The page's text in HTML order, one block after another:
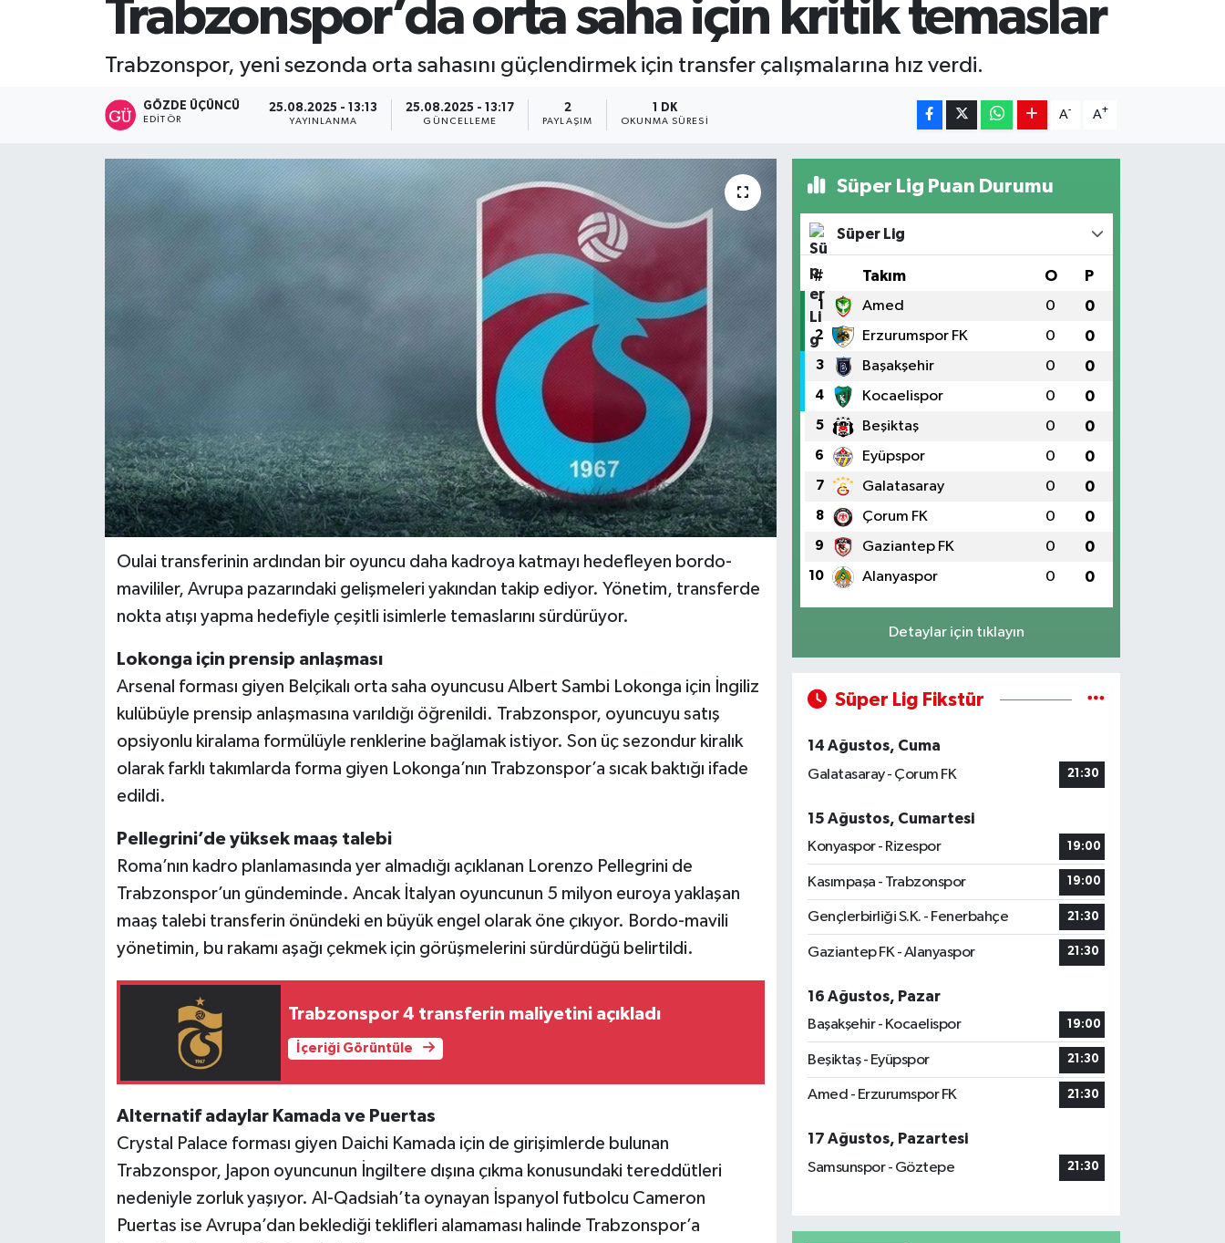
Trabzonspor’da orta saha için kritik temaslar
Trabzonspor, yeni sezonda orta sahasını güçlendirmek için transfer çalışmalarına hız verdi.
GÖZDE ÜÇÜNCÜ
EDITÖR
25.08.2025 - 13:13
YAYINLANMA
25.08.2025 - 13:17
GÜNCELLEME
2
PAYLAŞIM
1 DK
OKUNMA SÜRESI
A- A+
Oulai transferinin ardından bir oyuncu daha kadroya katmayı hedefleyen bordo-
mavililer, Avrupa pazarındaki gelişmeleri yakından takip ediyor. Yönetim, transferde
nokta atışı yapma hedefiyle çeşitli isimlerle temaslarını sürdürüyor.
Lokonga için prensip anlaşması
Arsenal forması giyen Belçikalı orta saha oyuncusu Albert Sambi Lokonga için İngiliz
kulübüyle prensip anlaşmasına varıldığı öğrenildi. Trabzonspor, oyuncuyu satış
opsiyonlu kiralama formülüyle renklerine bağlamak istiyor. Son üç sezondur kiralık
olarak farklı takımlarda forma giyen Lokonga’nın Trabzonspor’a sıcak baktığı ifade
edildi.
Pellegrini’de yüksek maaş talebi
Roma’nın kadro planlamasında yer almadığı açıklanan Lorenzo Pellegrini de
Trabzonspor’un gündeminde. Ancak İtalyan oyuncunun 5 milyon euroya yaklaşan
maaş talebi transferin önündeki en büyük engel olarak öne çıkıyor. Bordo-mavili
yönetimin, bu rakamı aşağı çekmek için görüşmelerini sürdürdüğü belirtildi.
Trabzonspor 4 transferin maliyetini açıkladı
İçeriği Görüntüle
Alternatif adaylar Kamada ve Puertas
Crystal Palace forması giyen Daichi Kamada için de girişimlerde bulunan
Trabzonspor, Japon oyuncunun İngiltere dışına çıkma konusundaki tereddütleri
nedeniyle zorluk yaşıyor. Al-Qadsiah’ta oynayan İspanyol futbolcu Cameron
Puertas ise Avrupa’dan beklediği teklifleri alamaması halinde Trabzonspor’a
Süper Lig Puan Durumu
Süper Lig
# Takım O P
1 Amed 0 0
2 Erzurumspor FK 0 0
3 Başakşehir 0 0
4 Kocaelispor 0 0
5 Beşiktaş 0 0
6 Eyüpspor 0 0
7 Galatasaray 0 0
8 Çorum FK 0 0
9 Gaziantep FK 0 0
10 Alanyaspor 0 0
Detaylar için tıklayın
Süper Lig Fikstür
14 Ağustos, Cuma
Galatasaray - Çorum FK
21:30
15 Ağustos, Cumartesi
Konyaspor - Rizespor
19:00
Kasımpaşa - Trabzonspor 19:00
Gençlerbirliği S.K. - Fenerbahçe 21:30
Gaziantep FK - Alanyaspor 21:30
16 Ağustos, Pazar
Başakşehir - Kocaelispor
19:00
Beşiktaş - Eyüpspor 21:30
Amed - Erzurumspor FK 21:30
17 Ağustos, Pazartesi
Samsunspor - Göztepe
21:30
TRABZON
TRABZONSPOR